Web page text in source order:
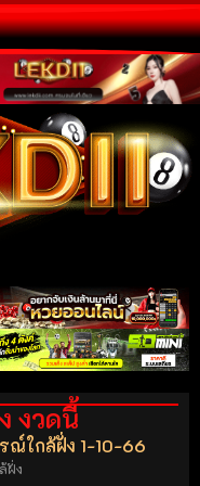
งวดนี้
ณ์ใกล้ฝั่ง 1-10-66
ฝั่ง